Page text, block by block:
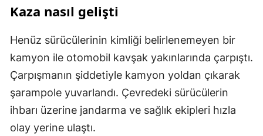
Kaza nasıl gelişti
Henüz sürücülerinin kimliği belirlenemeyen bir
kamyon ile otomobil kavşak yakınlarında çarpıştı.
Çarpışmanın şiddetiyle kamyon yoldan çıkarak
şarampole yuvarlandı. Çevredeki sürücülerin
ihbarı üzerine jandarma ve sağlık ekipleri hızla
olay yerine ulaştı.